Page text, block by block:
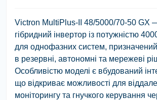
Victron MultiPlus-II 48/5000/70-50 GX
гібридний інвертор із потужністю
для однофазних систем, призначений
в резервні, автономні та мережеві
Особливістю моделі є вбудований
що відкриває можливості для
моніторингу та гнучкого керування